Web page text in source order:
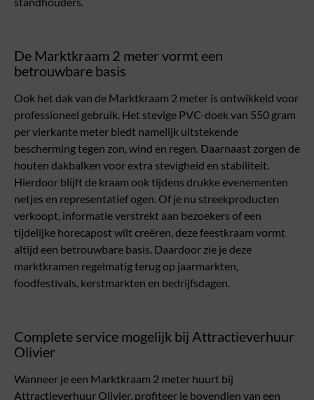
De Marktkraam 2 meter vormt een
betrouwbare basis
Ook het dak van de Marktkraam 2 meter is ontwikkeld voor
professioneel gebruik. Het stevige PVC-doek van 550 gram
per vierkante meter biedt namelijk uitstekende
bescherming tegen zon, wind en regen. Daarnaast zorgen de
houten dakbalken voor extra stevigheid en stabiliteit.
Hierdoor blijft de kraam ook tijdens drukke evenementen
netjes en representatief ogen. Of je nu streekproducten
verkoopt, informatie verstrekt aan bezoekers of een
tijdelijke horecapost wilt creëren, deze feestkraam vormt
altijd een betrouwbare basis. Daardoor zie je deze
marktkramen regelmatig terug op jaarmarkten,
foodfestivals, kerstmarkten en bedrijfsdagen.
Complete service mogelijk bij Attractieverhuur
Olivier
Wanneer je een Marktkraam 2 meter huurt bij
Attractieverhuur Olivier, profiteer je bovendien van een